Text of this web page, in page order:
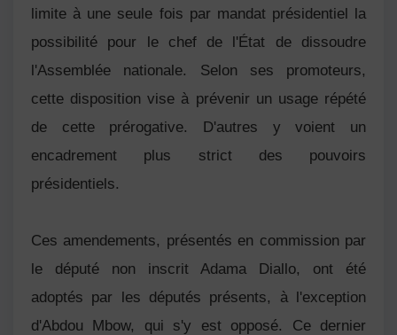
limite à une seule fois par mandat présidentiel la
possibilité pour le chef de l'État de dissoudre
l'Assemblée nationale. Selon ses promoteurs,
cette disposition vise à prévenir un usage répété
de cette prérogative. D'autres y voient un
encadrement plus strict des pouvoirs
présidentiels.
Ces amendements, présentés en commission par
le député non inscrit Adama Diallo, ont été
adoptés par les députés présents, à l'exception
d'Abdou Mbow, qui s'y est opposé. Ce dernier